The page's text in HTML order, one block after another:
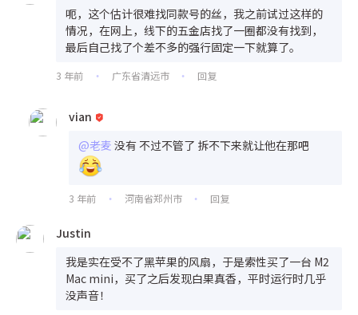
呃，这个估计很难找同款号的丝，我之前试过这样的
情况，在网上，线下的五金店找了一圈都没有找到，
最后自己找了个差不多的强行固定一下就算了。
3 年前 • 广东省清远市 • 回复
vian
@老麦 没有 不过不管了 拆不下来就让他在那吧
3 年前 • 河南省郑州市 • 回复
Justin
我是实在受不了黑苹果的风扇，于是索性买了一台 M2
Mac mini，买了之后发现白果真香，平时运行时几乎
没声音！